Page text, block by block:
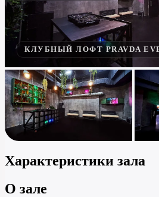
КЛУБНЫЙ ЛОФТ PRAVDA
Характеристики зала
О зале